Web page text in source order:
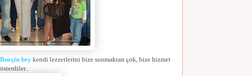
Burçin beykendi lezzetlerini bize sunmaktan çok, bize hizmet